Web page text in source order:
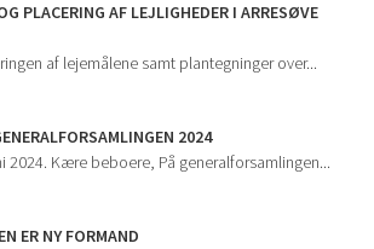
PLACERING AF LEJLIGHEDER I ARRESØVE
af lejemålene samt plantegninger over...
2024
2024. Kære beboere, På generalforsamlingen...
ER NY FORMAND